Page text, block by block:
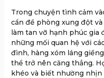
Trong chuyện tình cảm
cần đề phòng xung đột
làm tan vỡ hạnh phúc gia
những mối quan hệ với
đình, hàng xóm láng
thể trở nên căng thẳng.
khéo và biết nhường nhịn